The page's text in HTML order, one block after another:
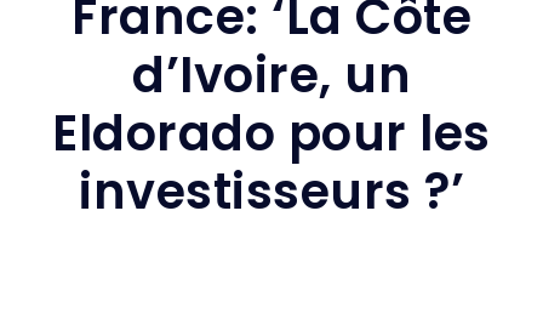
France: ‘La Côte
d’Ivoire, un
Eldorado pour les
investisseurs ?’